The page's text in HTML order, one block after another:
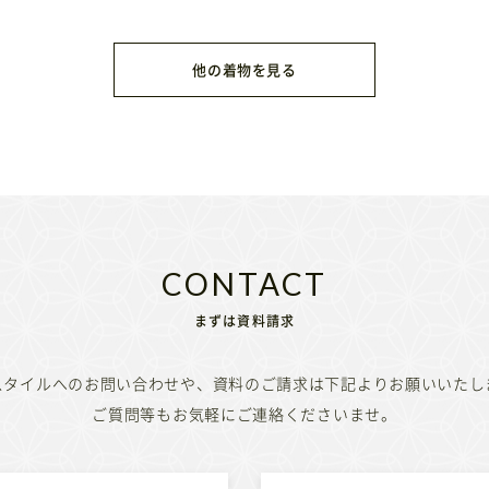
他の着物を見る
まずは資料請求
イルへのお問い合わせや、資料のご請求は下記よりお願いいた
ご質問等もお気軽にご連絡くださいませ。